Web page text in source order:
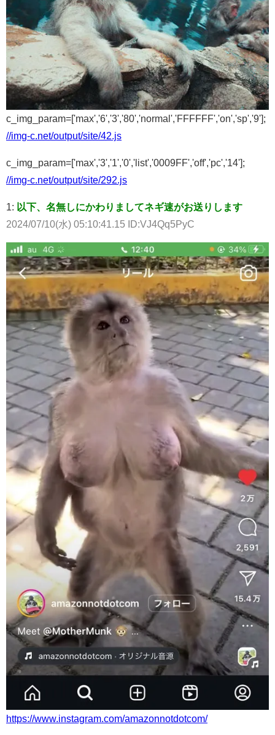
c_img_param=['max','6','3','80','normal','FFFFFF','on','sp','9'];
//img-c.net/output/site/42.js
c_img_param=['max','3','1','0','list','0009FF','off','pc','14'];
//img-c.net/output/site/292.js
1: 以下、名無しにかわりましてネギ速がお送りします
2024/07/10(水) 05:10:41.15 ID:VJ4Qq5PyC
https://www.instagram.com/amazonnotdotcom/